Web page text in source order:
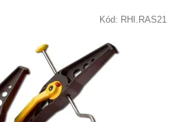
Kód: RHI.RAS21